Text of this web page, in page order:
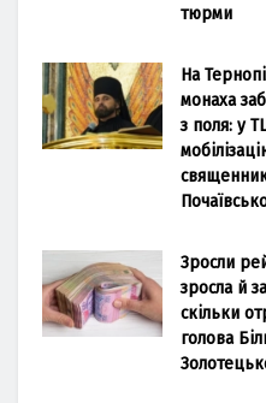
тюрми
На
монаха
з поля: у
Зросли
зросла й
скільки
голова